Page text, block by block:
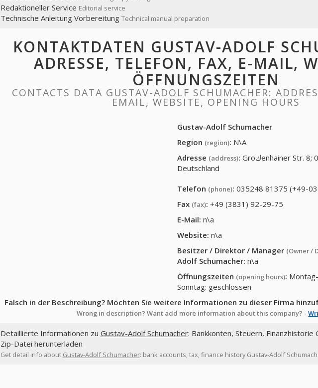
Redaktioneller Service Editorial service
Technische Anleitung Vorbereitung Technical manual preparation
KONTAKTDATEN GUSTAV-ADOLF
ADRESSE, TELEFON, FAX, E-MAIL,
ÖFFNUNGSZEITEN
CONTACTS DATA GUSTAV-ADOLF SCHUMACHER:
EMAIL, WEBSITE, OPENING HOURS
Gustav-Adolf Schumacher
Region (region): N\A
Adresse (address): Groكenhainer Str. 8; 01561; Schِnfeld,
Deutschland
Telefon (phone): 035248 81375 (+49-
Fax (fax): +49 (3831) 92-29-75
E-Mail: n\a
Website: n\a
Besitzer / Direktor / Manager (Owner /
Adolf Schumacher: n\a
Öffnungszeiten (opening hours):
Sonntag: geschlossen
Falsch in der Beschreibung? Möchten Sie weitere Informationen zu dieser Firma
Wrong in description? Want add more information about this company? -
Detaillierte Informationen zu Gustav-Adolf Schumacher: Bankkonten, Steuern, Finanzhistorie
Zip-Datei herunterladen
Get detail info about Gustav-Adolf Schumacher: bank accounts, tax, finance history Gustav-Adolf